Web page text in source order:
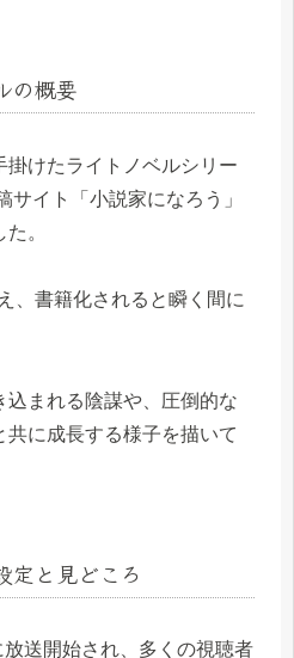
の概要
掛けたライトノベルシリー
サイト「小説家になろう」
。
、書籍化されると瞬く間に
まれる陰謀や、圧倒的な
に成長する様子を描いて
定と見どころ
送開始され、多くの視聴者